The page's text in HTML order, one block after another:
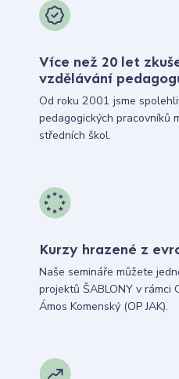
Více než 20 let
vzdělávání
Od roku 2001 jsme
pedagogických pracovníků
středních škol.
Kurzy hrazené z
Naše semináře můžete
projektů ŠABLONY v rámci
Ámos Komenský (OP JAK).